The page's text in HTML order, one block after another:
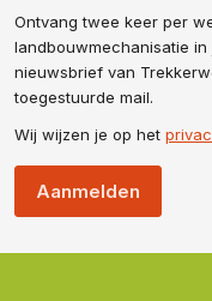
Ontvang twee keer per
landbouwmechanisatie
nieuwsbrief van
toegestuurde mail.
Wij wijzen je op het
Aanmelden